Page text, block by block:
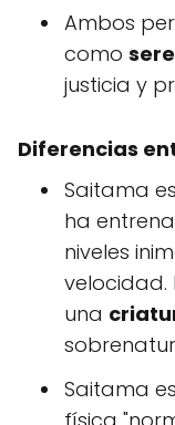
Ambos
como
justicia y
Diferencias
Saitama
ha
niveles
velocidad.
una
Saitama